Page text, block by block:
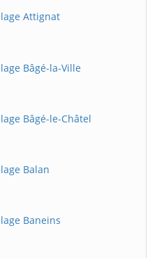
Attignat
Bâgé-la-Ville
Bâgé-le-Châtel
Balan
Baneins